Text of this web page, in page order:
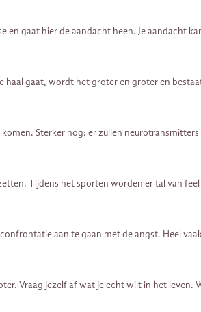
gaat hier de aandacht heen. Je aandacht
gaat, wordt het groter en groter en
Sterker nog: er zullen
Tijdens het sporten worden er tal van
aan te gaan met de angst. Heel
Vraag jezelf af wat je echt wilt in het leven.